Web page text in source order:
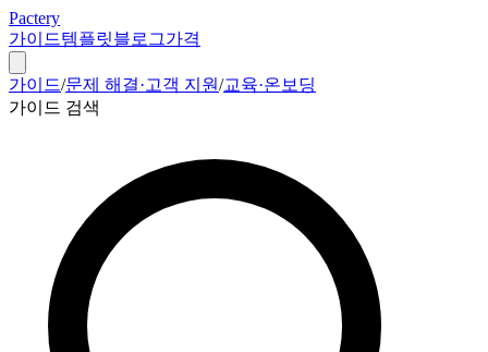
Pactery
가이드템플릿블로그가격
가이드/문제 해결·고객 지원/교육·온보딩
가이드 검색